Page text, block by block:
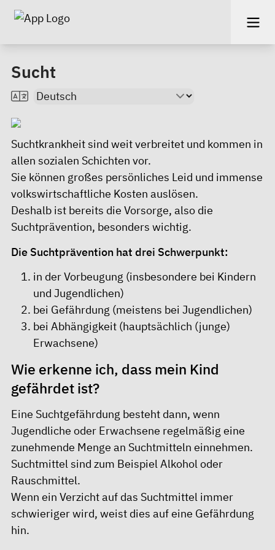
Sucht
Suchtkrankheit sind weit verbreitet und kommen in
allen sozialen Schichten vor.
Sie können großes persönliches Leid und immense
volkswirtschaftliche Kosten auslösen.
Deshalb ist bereits die Vorsorge, also die
Suchtprävention, besonders wichtig.
Die Suchtprävention hat drei Schwerpunkt:
in der Vorbeugung (insbesondere bei Kindern
und Jugendlichen)
bei Gefährdung (meistens bei Jugendlichen)
bei Abhängigkeit (hauptsächlich (junge)
Erwachsene)
Wie erkenne ich, dass mein Kind
gefährdet ist?
Eine Suchtgefährdung besteht dann, wenn
Jugendliche oder Erwachsene regelmäßig eine
zunehmende Menge an Suchtmitteln einnehmen.
Suchtmittel sind zum Beispiel Alkohol oder
Rauschmittel.
Wenn ein Verzicht auf das Suchtmittel immer
schwieriger wird, weist dies auf eine Gefährdung
hin.